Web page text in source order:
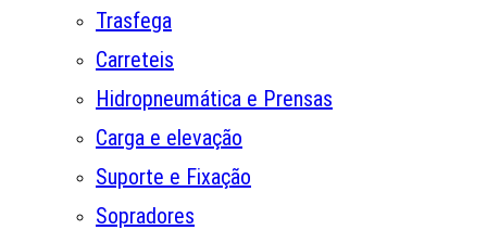
Trasfega
Carreteis
Hidropneumática e Prensas
Carga e elevação
Suporte e Fixação
Sopradores